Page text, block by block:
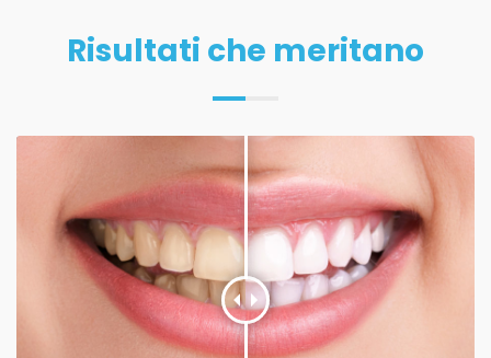
Risultati che meritano